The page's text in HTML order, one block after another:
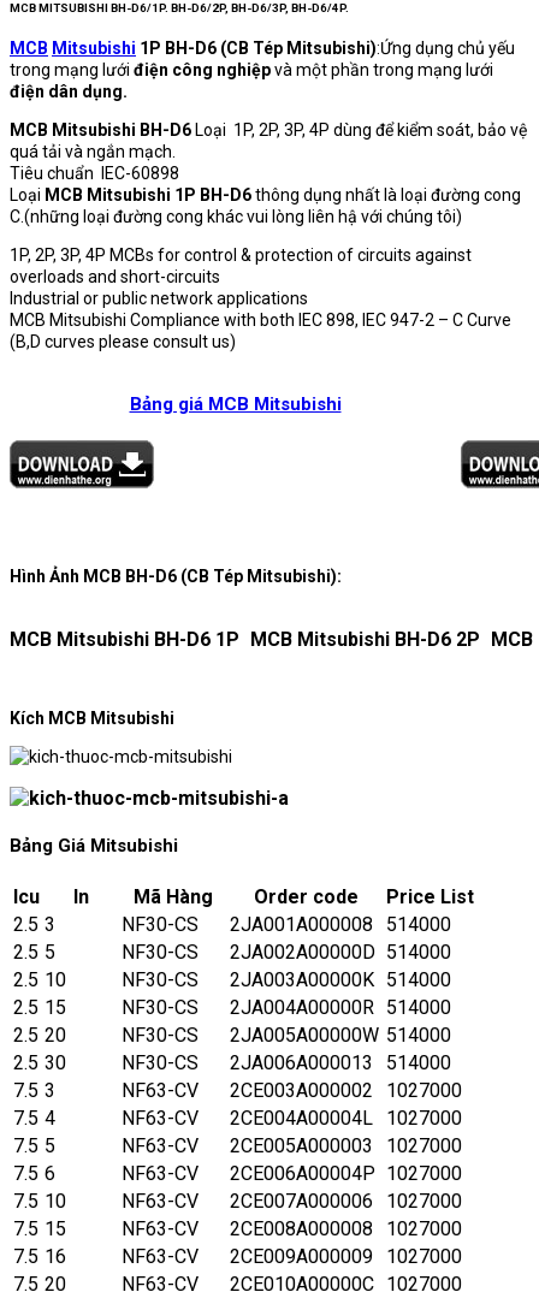
MCB MITSUBISHI BH-D6/1P. BH-D6/2P, BH-D6/3P, BH-D6/4P.
MCB Mitsubishi 1P BH-D6 (CB Tép Mitsubishi):Ứng dụng chủ yếu
trong mạng lưới điện công nghiệpvà một phần trong mạng lưới
điện dân dụng.
MCB Mitsubishi BH-D6 Loại 1P, 2P, 3P, 4P dùng để kiểm soát, bảo vệ
quá tải và ngắn mạch.
Tiêu chuẩn IEC-60898
Loại MCB Mitsubishi 1P BH-D6thông dụng nhất là loại đường cong
C.(những loại đường cong khác vui lòng liên hậ với chúng tôi)
1P, 2P, 3P, 4P MCBs for control & protection of circuits against
overloads and short-circuits
Industrial or public network applications
MCB Mitsubishi Compliance with both IEC 898, IEC 947-2 – C Curve
(B,D curves please consult us)
Bảng giá MCB Mitsubishi
Hình Ảnh MCB BH-D6 (CB Tép Mitsubishi):
MCB Mitsubishi BH-D6 1P MCB Mitsubishi BH-D6 2P
Kích MCB Mitsubishi
Bảng Giá Mitsubishi
Icu In Mã Hàng Order code
Price List
2.5 3 NF30-CS 2JA001A000008
514000
2.5 5 NF30-CS 2JA002A00000D 514000
2.5 10 NF30-CS 2JA003A00000K 514000
2.5 15 NF30-CS 2JA004A00000R 514000
2.5 20 NF30-CS 2JA005A00000W 514000
2.5 30 NF30-CS 2JA006A000013
514000
7.5 3 NF63-CV 2CE003A000002
1027000
7.5 4 NF63-CV 2CE004A00004L
1027000
7.5 5 NF63-CV 2CE005A000003
1027000
7.5 6 NF63-CV 2CE006A00004P 1027000
7.5 10 NF63-CV 2CE007A000006
1027000
7.5 15 NF63-CV 2CE008A000008
1027000
7.5 16 NF63-CV 2CE009A000009
1027000
7.5 20 NF63-CV 2CE010A00000C 1027000